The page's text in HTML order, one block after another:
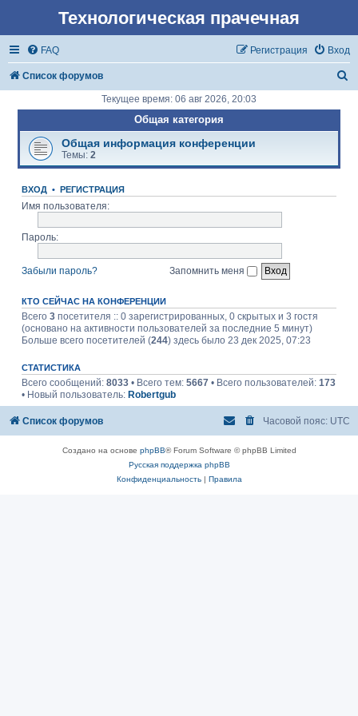
Технологическая прачечная
FAQ Вход
Регистрация
Список форумов
Текущее время: 06 авг 2026, 20:03
Общая категория
Общая информация конференции
Темы: 2
ВХОД• РЕГИСТРАЦИЯ
Имя пользователя:
Пароль:
Забыли пароль? Запомнить меня
КТО СЕЙЧАС НА КОНФЕРЕНЦИИ
Всего 3посетителя :: 0 зарегистрированных, 0 скрытых и 3 гостя
(основано на активности пользователей за последние 5 минут)
Больше всего посетителей (244) здесь было 23 дек 2025, 07:23
СТАТИСТИКА
Всего сообщений: 8033• Всего тем: 5667• Всего пользователей: 173
• Новый пользователь: Robertgub
Список форумов Часовой пояс: UTC
Создано на основе phpBB® Forum Software © phpBB Limited
Русская поддержка phpBB
Конфиденциальность| Правила